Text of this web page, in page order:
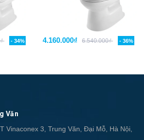
- 34% 4.160.000₫ 6.540.000₫ - 36%
Văn
Vinaconex 3, Trung Văn, Đại Mỗ, Hà Nội,